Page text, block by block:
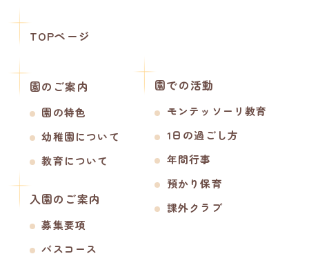
TOPページ
園のご案内
園の特色
幼稚園について
教育について
園での活動
モンテッソーリ教育
1日の過ごし方
年間行事
預かり保育
課外クラブ
入園のご案内
募集要項
バスコース